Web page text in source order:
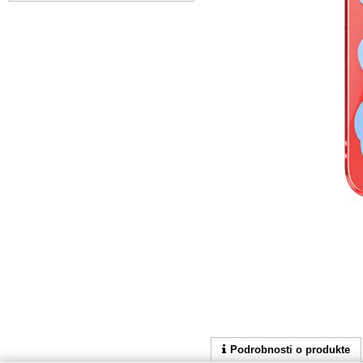
Podrobnosti o produkte